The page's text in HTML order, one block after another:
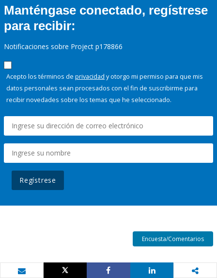
Manténgase conectado, regístrese
para recibir:
Notificaciones sobre Project p178866
Acepto los términos de privacidad y otorgo mi permiso para que mis
datos personales sean procesados con el fin de suscribirme para
recibir novedades sobre los temas que he seleccionado.
Regístrese
Encuesta/Comentarios